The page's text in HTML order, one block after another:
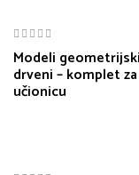
Modeli
drveni – komplet za
učionicu